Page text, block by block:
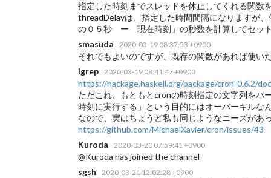
指定した時刻までスレッドを休止してくれる関数
threadDelayは、指定した時間間隔になりますが
の０５秒 ー 現在時刻」の秒数を計算してセッ
smasuda
2020-03-19 08:37:53 +0900
それでもよいのですが、既存の関数があれば使い
igrep
2020-03-19 08:41:47 +0900
https://hackage.haskell.org/package/cron-0.6.2/
ただこれ、もともとcronの時刻指定の文字列をパ
時刻に実行する」という目的にはオーバーキルな
なので、実はちょうど私も同じようなニーズが
https://github.com/MichaelXavier/cron/issues/43
Kuroda
2020-03-20 07:59:41 +0900
@Kuroda has joined the channel
sgsh
2020-03-21 12:02:28 +0900